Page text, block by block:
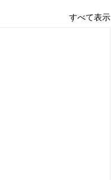
すべて表示